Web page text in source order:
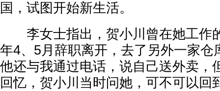
国，试图开始新生活。
李女士指出，贺小川曾在她工作
年4、5月辞职离开，去了另外一家仓
他还与我通过电话，说自己送外卖，
回忆，贺小川当时问她，可不可以回